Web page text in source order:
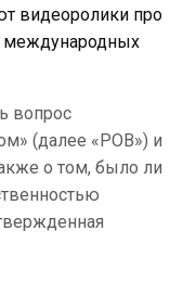
видеоролики про
международных
вопрос
(далее «РОВ») и
о том, было ли